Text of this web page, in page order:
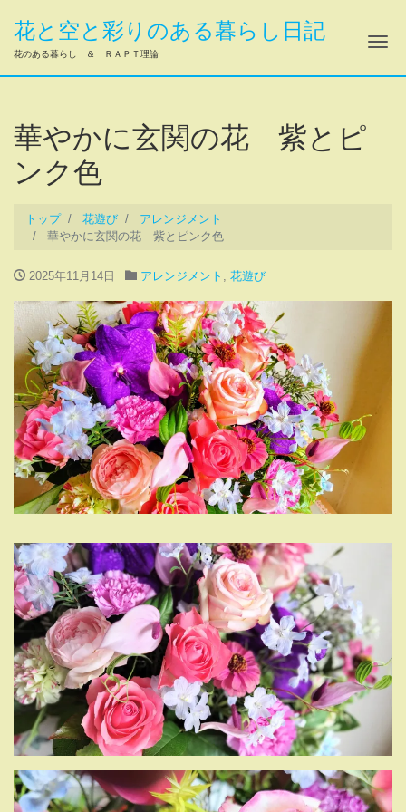
花と空と彩りのある暮らし日記
花のある暮らし ＆ ＲＡＰＴ理論 ナ
華やかに玄関の花 紫とピ
ンク色
トップ 花遊び
アレンジメント
華やかに玄関の花 紫とピンク色
2025年11月14日 アレンジメント , 花遊び